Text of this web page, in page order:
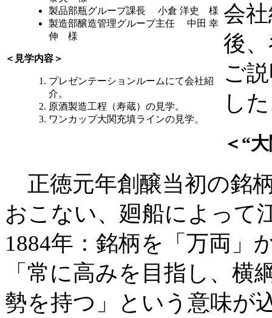
製品部瓶グループ課長 小倉 洋史 様
製造部醸造管理グループ主任 中田 幸
伸 様
＜見学内容＞
プレゼンテーションルームにて会社紹
介。
原酒製造工程（寿蔵）の見学。
ワンカップ大関充填ラインの見学。
会
後
ご
し
＜“
正徳元年創醸当初の銘
おこない、廻船によって
1884年：銘柄を「万両」
「常に高みを目指し、
勢を持つ」という意味が